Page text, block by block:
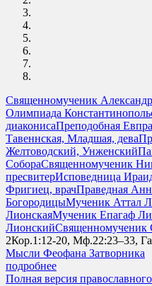
Священномученик
Олимпиада
диаконисаПреподобная
Тавеннская, Младшая, дева
Желтоводский, Унженский
СобораСвященномученик
пресвитерИсповедница
Фригиец, врачПраведная
БогородицыМученик Аттал
ЛионскаяМученик Епагаф
ЛионскийСвященномученик
2Кор.1:12-20, Мф.22:23–33,
Мысли Феофана Затворника
подробнее
Полная версия